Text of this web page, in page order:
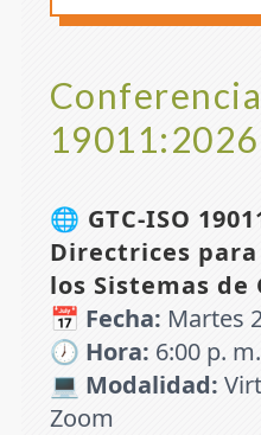
19011:2026
🌐 GTC-ISO
Directrices
los Sistemas de
📅 Fecha: Martes
🕖 Hora: 6:00 p.
💻 Modalidad:
Zoom